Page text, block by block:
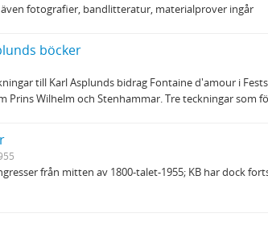
fotografier, bandlitteratur, materialprover ingår
böcker
till Karl Asplunds bidrag Fontaine d'amour i
Wilhelm och Stenhammar. Tre teckningar som
från mitten av 1800-talet-1955; KB har dock